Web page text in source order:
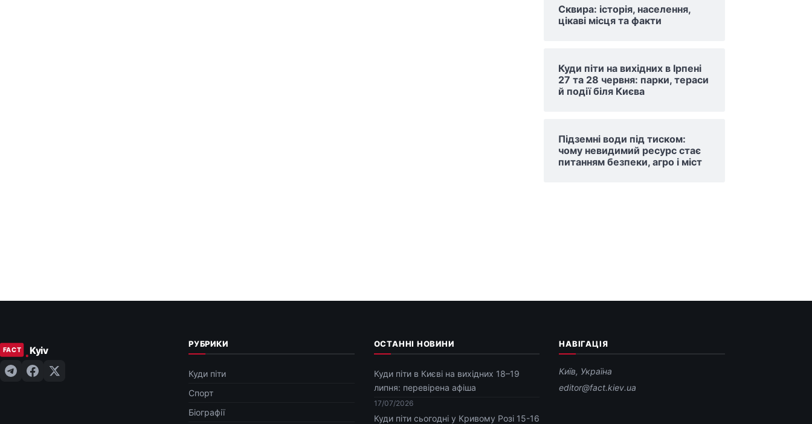
Сквира: історія, населення,
цікаві місця та факти
Куди піти на вихідних в Ірпені
27 та 28 червня: парки, тераси
й події біля Києва
Підземні води під тиском:
чому невидимий ресурс стає
питанням безпеки, агро і міст
РУБРИКИ
Куди піти
Спорт
Біографії
ОСТАННІ НОВИНИ
Куди піти в Києві на вихідних 18–19
липня: перевірена афіша
17/07/2026
Куди піти сьогодні у Кривому Розі 15-16
НАВІГАЦІЯ
Київ, Україна
editor@fact.kiev.ua